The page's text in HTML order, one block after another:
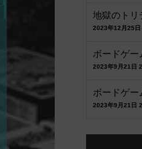
地獄のトリ
2023年12月25
ボードゲー
2023年9月21日
ボードゲー
2023年9月21日